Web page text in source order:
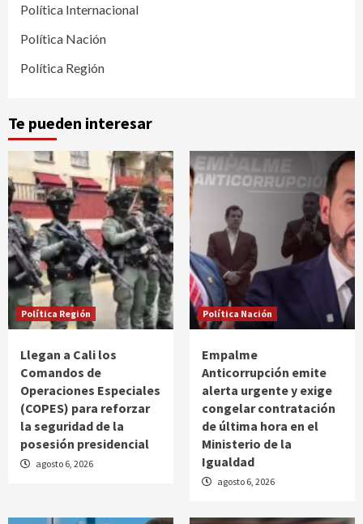
Política Internacional
Política Nación
Política Región
Te pueden interesar
Política Región
Llegan a Cali los
Comandos de
Operaciones Especiales
(COPES) para reforzar
la seguridad de la
posesión presidencial
agosto 6, 2026
Política Nación
Empalme
Anticorrupción emite
alerta urgente y exige
congelar contratación
de última hora en el
Ministerio de la
Igualdad
agosto 6, 2026